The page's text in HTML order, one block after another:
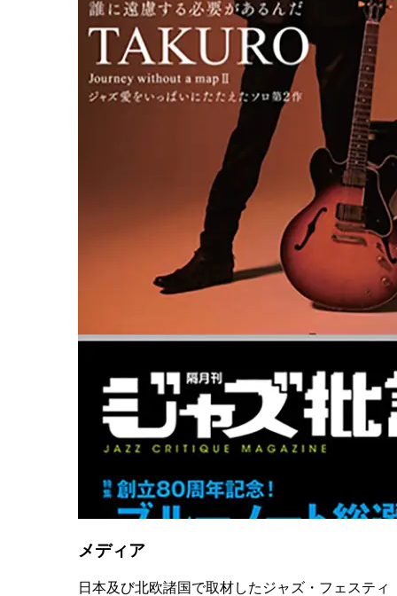
メディア
日本及び北欧諸国で取材したジャズ・フェスティ